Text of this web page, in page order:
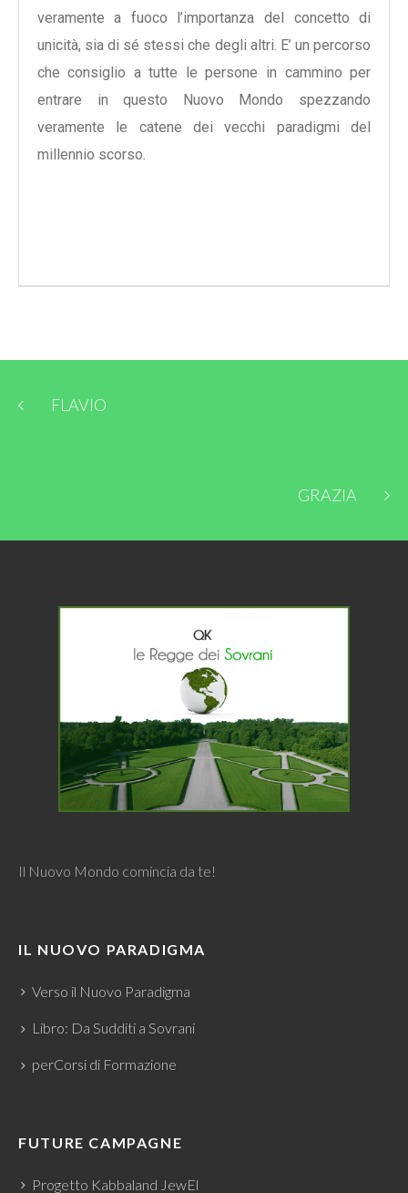
veramente a fuoco l’importanza del concetto di
unicità, sia di sé stessi che degli altri. E’ un percorso
che consiglio a tutte le persone in cammino per
entrare in questo Nuovo Mondo spezzando
veramente le catene dei vecchi paradigmi del
millennio scorso.
FLAVIO
GRAZIA
Il Nuovo Mondo comincia da te!
IL NUOVO PARADIGMA
Verso il Nuovo Paradigma
Libro: Da Sudditi a Sovrani
perCorsi di Formazione
FUTURE CAMPAGNE
Progetto Kabbaland JewEl